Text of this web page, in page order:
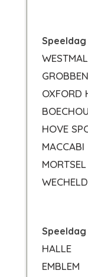
Speeldag
OXFORD
HOVE
MACCABI
Speeldag
HALLE
EMBLEM